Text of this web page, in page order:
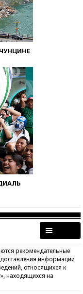
рекомендательные
информации
относящихся к
находящихся на